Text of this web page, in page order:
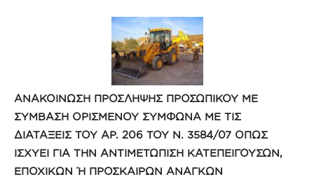
ΑΝΑΚΟΙΝΩΣΗ ΠΡΟΣΛΗΨΗΣ ΠΡΟΣΩΠΙΚΟΥ ΜΕ
ΣΥΜΒΑΣΗ ΟΡΙΣΜΕΝΟΥ ΣΥΜΦΩΝΑ ΜΕ ΤΙΣ
ΔΙΑΤΑΞΕΙΣ ΤΟΥ ΑΡ. 206 ΤΟΥ Ν. 3584/07 ΟΠΩΣ
ΙΣΧΥΕΙ ΓΙΑ ΤΗΝ ΑΝΤΙΜΕΤΩΠΙΣΗ ΚΑΤΕΠΕΙΓΟΥΣΩΝ,
ΕΠΟΧΙΚΩΝ Ή ΠΡΟΣΚΑΙΡΩΝ ΑΝΑΓΚΩΝ